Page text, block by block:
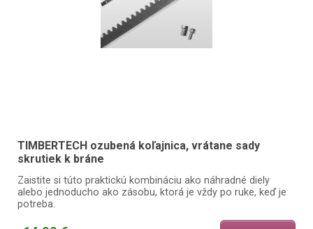
TIMBERTECH ozubená koľajnica, vrátane sady
skrutiek k bráne
Zaistite si túto praktickú kombináciu ako náhradné diely
alebo jednoducho ako zásobu, ktorá je vždy po ruke, keď je
potreba.